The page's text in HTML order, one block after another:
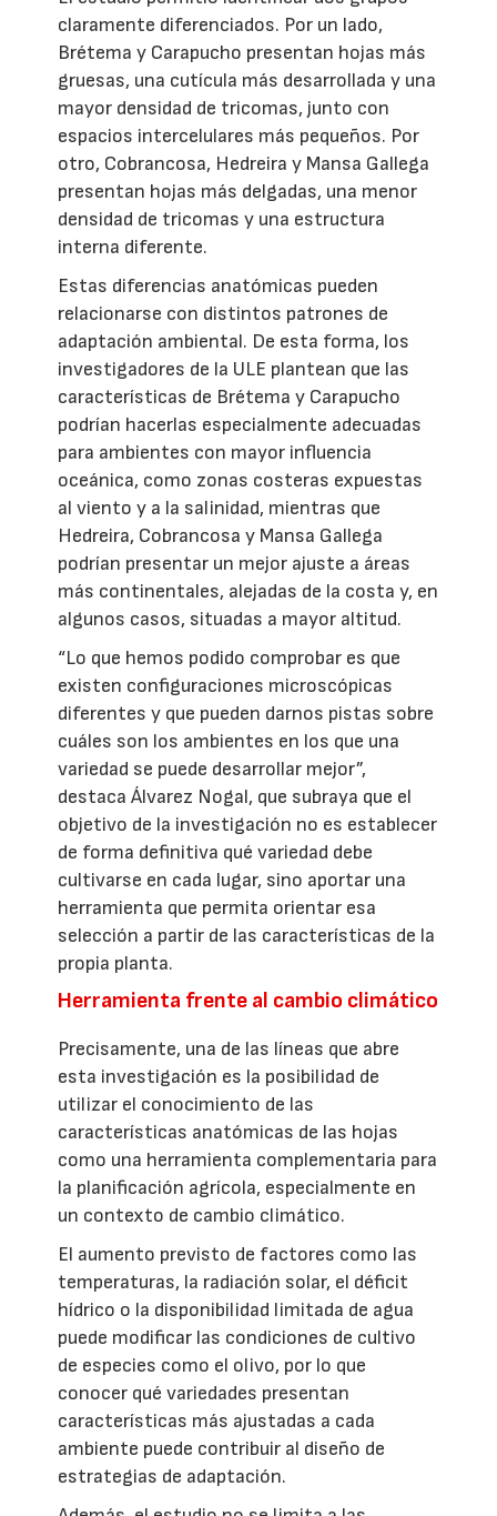
claramente diferenciados. Por un lado,
Brétema y Carapucho presentan hojas más
gruesas, una cutícula más desarrollada y una
mayor densidad de tricomas, junto con
espacios intercelulares más pequeños. Por
otro, Cobrancosa, Hedreira y Mansa Gallega
presentan hojas más delgadas, una menor
densidad de tricomas y una estructura
interna diferente.
Estas diferencias anatómicas pueden
relacionarse con distintos patrones de
adaptación ambiental. De esta forma, los
investigadores de la ULE plantean que las
características de Brétema y Carapucho
podrían hacerlas especialmente adecuadas
para ambientes con mayor influencia
oceánica, como zonas costeras expuestas
al viento y a la salinidad, mientras que
Hedreira, Cobrancosa y Mansa Gallega
podrían presentar un mejor ajuste a áreas
más continentales, alejadas de la costa y, en
algunos casos, situadas a mayor altitud.
“Lo que hemos podido comprobar es que
existen configuraciones microscópicas
diferentes y que pueden darnos pistas sobre
cuáles son los ambientes en los que una
variedad se puede desarrollar mejor”,
destaca Álvarez Nogal, que subraya que el
objetivo de la investigación no es establecer
de forma definitiva qué variedad debe
cultivarse en cada lugar, sino aportar una
herramienta que permita orientar esa
selección a partir de las características de la
propia planta.
Herramienta frente al cambio climático
Precisamente, una de las líneas que abre
esta investigación es la posibilidad de
utilizar el conocimiento de las
características anatómicas de las hojas
como una herramienta complementaria para
la planificación agrícola, especialmente en
un contexto de cambio climático.
El aumento previsto de factores como las
temperaturas, la radiación solar, el déficit
hídrico o la disponibilidad limitada de agua
puede modificar las condiciones de cultivo
de especies como el olivo, por lo que
conocer qué variedades presentan
características más ajustadas a cada
ambiente puede contribuir al diseño de
estrategias de adaptación.